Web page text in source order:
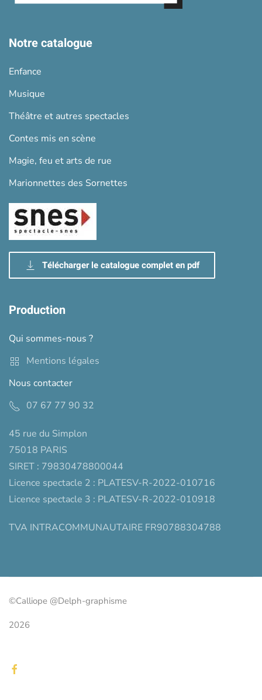
Notre catalogue
Enfance
Musique
Théâtre et autres spectacles
Contes mis en scène
Magie, feu et arts de rue
Marionnettes des Sornettes
Télécharger le catalogue complet en pdf
Production
Qui sommes-nous ?
Mentions légales
Nous contacter
07 67 77 90 32
45 rue du Simplon
75018 PARIS
SIRET : 79830478800044
Licence spectacle 2 : PLATESV-R-2022-010716
Licence spectacle 3 : PLATESV-R-2022-010918
TVA INTRACOMMUNAUTAIRE FR90788304788
©Calliope @Delph-graphisme
2026